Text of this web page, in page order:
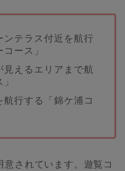
ンテラス付近を航行
ース」
見えるエリアまで航
行する「錦ケ浦コ
されています。遊覧コ